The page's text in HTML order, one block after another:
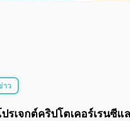
าว
เจกต์คริปโตเคอร์เรน